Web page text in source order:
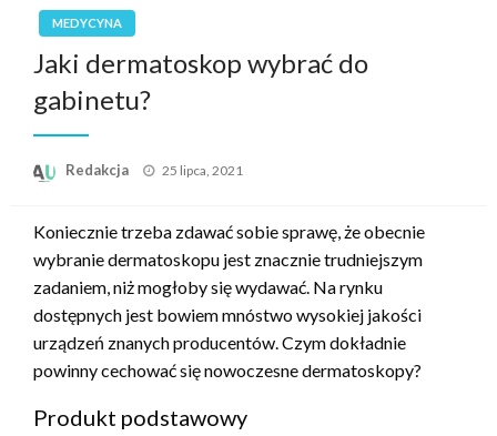
MEDYCYNA
Jaki dermatoskop wybrać do
gabinetu?
Redakcja
Opublikowane
25 lipca, 2021
Koniecznie trzeba zdawać sobie sprawę, że obecnie
wybranie dermatoskopu jest znacznie trudniejszym
zadaniem, niż mogłoby się wydawać. Na rynku
dostępnych jest bowiem mnóstwo wysokiej jakości
urządzeń znanych producentów. Czym dokładnie
powinny cechować się nowoczesne dermatoskopy?
Produkt podstawowy